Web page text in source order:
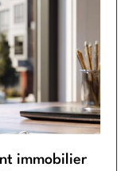
immobilier